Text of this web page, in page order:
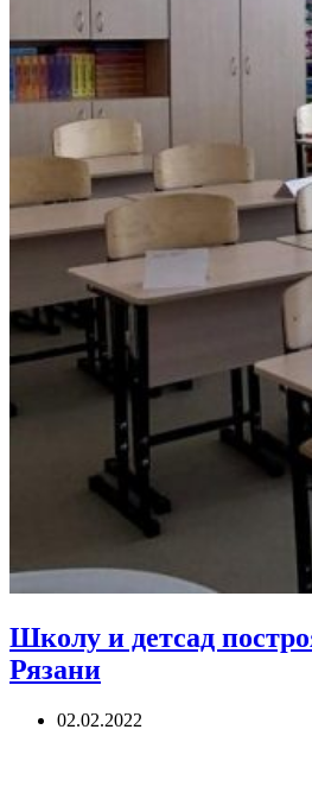
Школу и детсад
Рязани
02.02.2022